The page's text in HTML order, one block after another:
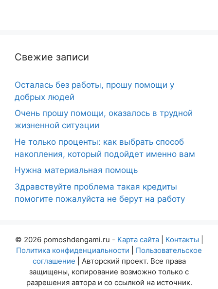
Свежие записи
Осталась без работы, прошу помощи у
добрых людей
Очень прошу помощи, оказалось в трудной
жизненной ситуации
Не только проценты: как выбрать способ
накопления, который подойдет именно вам
Нужна материальная помощь
Здравствуйте проблема такая кредиты
помогите пожалуйста не берут на работу
© 2026 pomoshdengami.ru - Карта сайта| Контакты
Политика конфиденциальности
Пользовательское
соглашение | Авторский проект. Все права
защищены, копирование возможно только с
разрешения автора и со ссылкой на источник.